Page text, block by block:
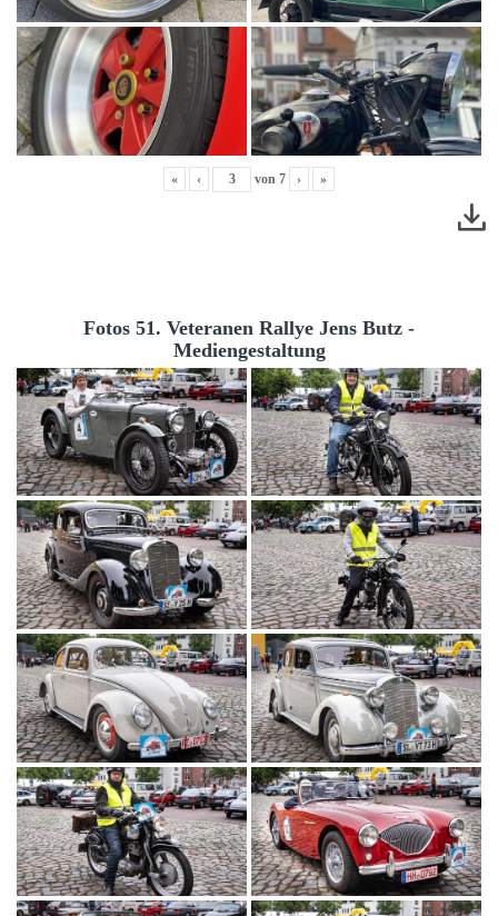
« ‹ von 7 › »
Fotos 51. Veteranen Rallye Jens Butz -
Mediengestaltung